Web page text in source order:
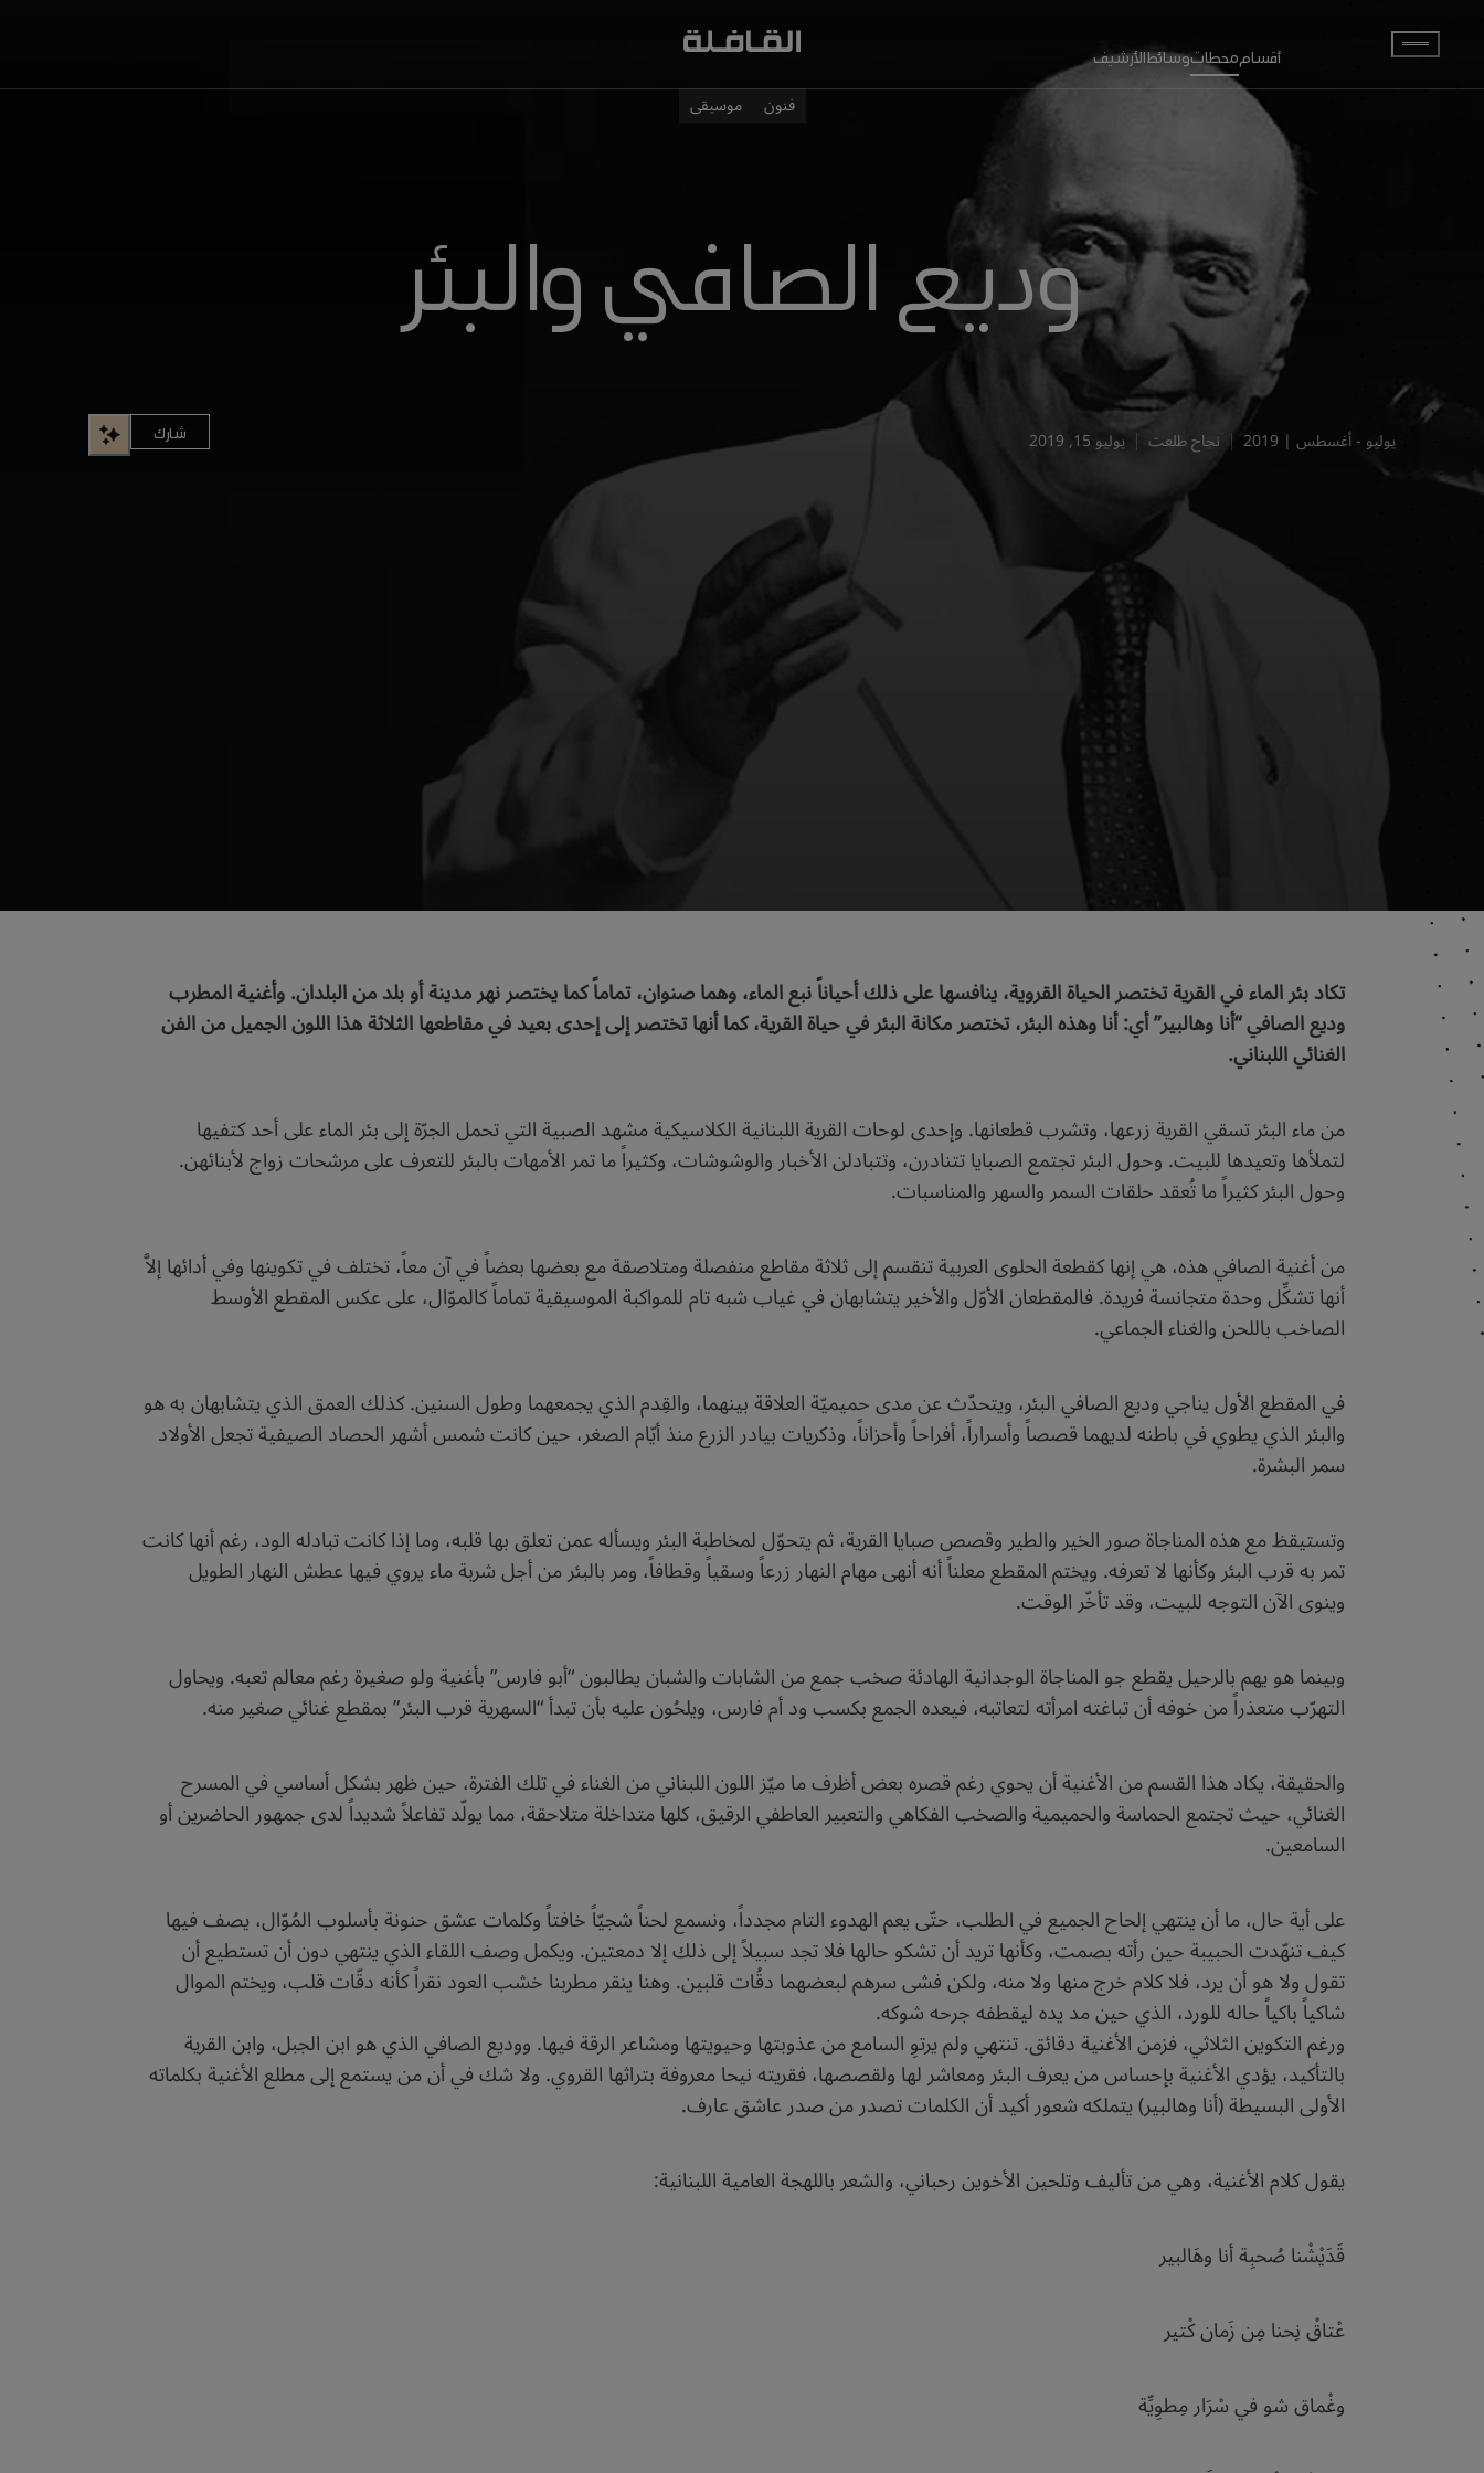
أقسام محطاتوسائطالأرشيف
فنون موسيقى
وديع الصافي والبئر
يوليو - أغسطس | 2019 نجاح طلعت يوليو 15, 2019 شارك
تكاد بئر الماء في القرية تختصر الحياة القروية، ينافسها على ذلك أحياناً نبع الماء، وهما صنوان، تماماً كما يختصر نهر مدينة أو بلد من البلدان. وأغنية المطرب
وديع الصافي “أنا وهالبير” أي: أنا وهذه البئر، تختصر مكانة البئر في حياة القرية، كما أنها تختصر إلى إحدى بعيد في مقاطعها الثلاثة هذا اللون الجميل من الفن
الغنائي اللبناني.
من ماء البئر تسقي القرية زرعها، وتشرب قطعانها. وإحدى لوحات القرية اللبنانية الكلاسيكية مشهد الصبية التي تحمل الجرّة إلى بئر الماء على أحد كتفيها
لتملأها وتعيدها للبيت. وحول البئر تجتمع الصبايا تتنادرن، وتتبادلن الأخبار والوشوشات، وكثيراً ما تمر الأمهات بالبئر للتعرف على مرشحات زواج لأبنائهن.
وحول البئر كثيراً ما تُعقد حلقات السمر والسهر والمناسبات.
من أغنية الصافي هذه، هي إنها كقطعة الحلوى العربية تنقسم إلى ثلاثة مقاطع منفصلة ومتلاصقة مع بعضها بعضاً في آن معاً، تختلف في تكوينها وفي أدائها إلاَّ
أنها تشكِّل وحدة متجانسة فريدة. فالمقطعان الأوّل والأخير يتشابهان في غياب شبه تام للمواكبة الموسيقية تماماً كالموّال، على عكس المقطع الأوسط
الصاخب باللحن والغناء الجماعي.
في المقطع الأول يناجي وديع الصافي البئر، ويتحدّث عن مدى حميميّة العلاقة بينهما، والقِدم الذي يجمعهما وطول السنين. كذلك العمق الذي يتشابهان به هو
والبئر الذي يطوي في باطنه لديهما قصصاً وأسراراً، أفراحاً وأحزاناً، وذكريات بيادر الزرع منذ أيّام الصغر، حين كانت شمس أشهر الحصاد الصيفية تجعل الأولاد
سمر البشرة.
وتستيقظ مع هذه المناجاة صور الخير والطير وقصص صبايا القرية، ثم يتحوّل لمخاطبة البئر ويسأله عمن تعلق بها قلبه، وما إذا كانت تبادله الود، رغم أنها كانت
تمر به قرب البئر وكأنها لا تعرفه. ويختم المقطع معلناً أنه أنهى مهام النهار زرعاً وسقياً وقطافاً، ومر بالبئر من أجل شربة ماء يروي فيها عطش النهار الطويل
وينوى الآن التوجه للبيت، وقد تأخّر الوقت.
وبينما هو يهم بالرحيل يقطع جو المناجاة الوجدانية الهادئة صخب جمع من الشابات والشبان يطالبون “أبو فارس” بأغنية ولو صغيرة رغم معالم تعبه. ويحاول
التهرّب متعذراً من خوفه أن تباغته امرأته لتعاتبه، فيعده الجمع بكسب ود أم فارس، ويلحُون عليه بأن تبدأ “السهرية قرب البئر” بمقطع غنائي صغير منه.
والحقيقة، يكاد هذا القسم من الأغنية أن يحوي رغم قصره بعض أظرف ما ميّز اللون اللبناني من الغناء في تلك الفترة، حين ظهر بشكل أساسي في المسرح
الغنائي، حيث تجتمع الحماسة والحميمية والصخب الفكاهي والتعبير العاطفي الرقيق، كلها متداخلة متلاحقة، مما يولّد تفاعلاً شديداً لدى جمهور الحاضرين أو
السامعين.
على أية حال، ما أن ينتهي إلحاح الجميع في الطلب، حتّى يعم الهدوء التام مجدداً، ونسمع لحناً شجيّاً خافتاً وكلمات عشق حنونة بأسلوب المُوّال، يصف فيها
كيف تنهّدت الحبيبة حين رأته بصمت، وكأنها تريد أن تشكو حالها فلا تجد سبيلاً إلى ذلك إلا دمعتين. ويكمل وصف اللقاء الذي ينتهي دون أن تستطيع أن
تقول ولا هو أن يرد، فلا كلام خرج منها ولا منه، ولكن فشى سرهم لبعضهما دقُات قلبين. وهنا ينقر مطربنا خشب العود نقراً كأنه دقّات قلب، ويختم الموال
شاكياً باكياً حاله للورد، الذي حين مد يده ليقطفه جرحه شوكه.
ورغم التكوين الثلاثي، فزمن الأغنية دقائق. تنتهي ولم يرتوِ السامع من عذوبتها وحيويتها ومشاعر الرقة فيها. ووديع الصافي الذي هو ابن الجبل، وابن القرية
بالتأكيد، يؤدي الأغنية بإحساس من يعرف البئر ومعاشر لها ولقصصها، فقريته نيحا معروفة بتراثها القروي. ولا شك في أن من يستمع إلى مطلع الأغنية بكلماته
الأولى البسيطة (أنا وهالبير) يتملكه شعور أكيد أن الكلمات تصدر من صدر عاشق عارف.
يقول كلام الأغنية، وهي من تأليف وتلحين الأخوين رحباني، والشعر باللهجة العامية اللبنانية:
قَدَيْشْنا صُحبِة أنا وهَالبير
عْتاقْ نِحنا مِن زَمان كْتير
وغْماق شو في سْرَار مِطوِيِّة